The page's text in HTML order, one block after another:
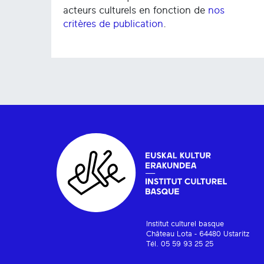
acteurs culturels en fonction de nos
critères de publication
Institut culturel basque
Château Lota - 64480 Ustaritz
Tél. 05 59 93 25 25